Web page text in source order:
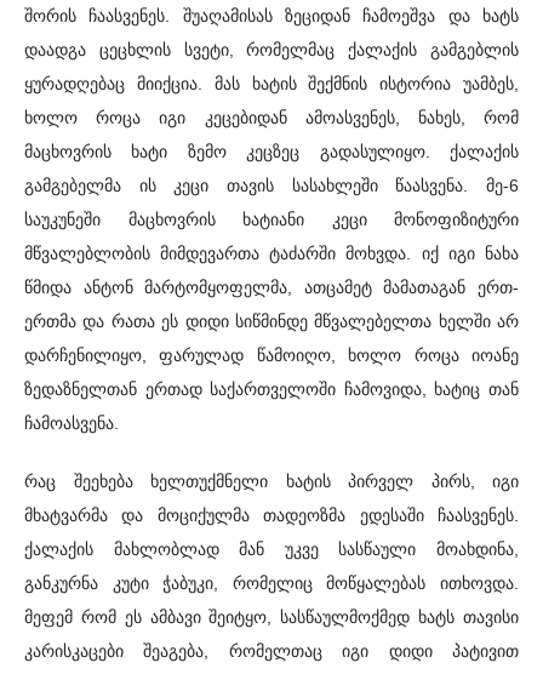
შორის ჩაასვენეს. შუაღამისას ზეციდან ჩამოეშვა და ხატს
დაადგა ცეცხლის სვეტი, რომელმაც ქალაქის გამგებლის
ყურადღებაც მიიქცია. მას ხატის შექმნის ისტორია უამბეს,
ხოლო როცა იგი კეცებიდან ამოასვენეს, ნახეს, რომ
მაცხოვრის ხატი ზემო კეცზეც გადასულიყო. ქალაქის
გამგებელმა ის კეცი თავის სასახლეში წაასვენა. მე-6
საუკუნეში მაცხოვრის ხატიანი კეცი მონოფიზიტური
მწვალებლობის მიმდევართა ტაძარში მოხვდა. იქ იგი ნახა
წმიდა ანტონ მარტომყოფელმა, ათცამეტ მამათაგან ერთ-
ერთმა და რათა ეს დიდი სიწმინდე მწვალებელთა ხელში არ
დარჩენილიყო, ფარულად წამოიღო, ხოლო როცა იოანე
ზედაზნელთან ერთად საქართველოში ჩამოვიდა, ხატიც თან
ჩამოასვენა.
რაც შეეხება ხელთუქმნელი ხატის პირველ პირს, იგი
მხატვარმა და მოციქულმა თადეოზმა ედესაში ჩაასვენეს.
ქალაქის მახლობლად მან უკვე სასწაული მოახდინა,
განკურნა კუტი ჭაბუკი, რომელიც მოწყალებას ითხოვდა.
მეფემ რომ ეს ამბავი შეიტყო, სასწაულმოქმედ ხატს თავისი
კარისკაცები შეაგება, რომელთაც იგი დიდი პატივით